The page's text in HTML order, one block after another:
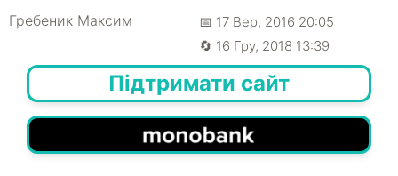
Гребеник Максим
📅 17 Вер, 2016 20:05
🔄 16 Гру, 2018 13:39
Підтримати сайт